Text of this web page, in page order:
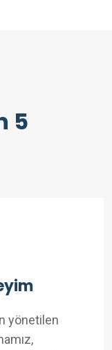
5
yönetilen